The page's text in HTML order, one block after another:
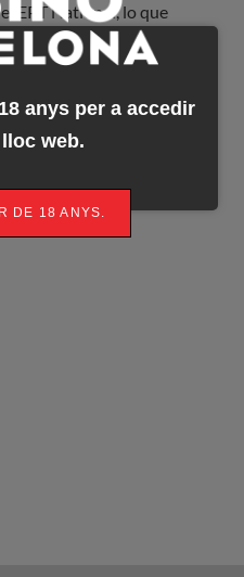
EPT National, lo que
con los mejores registros
anteriores.
menos animado, algo
diferencia en el buy-in. Aún
ya el registro, y lo
como la espuma en los
anys per a accedir
web.
DE 18 ANYS.